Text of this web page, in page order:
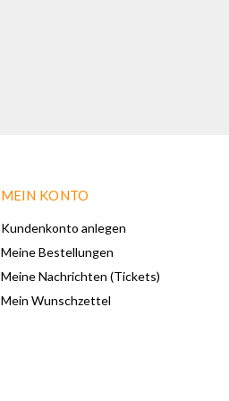
MEIN KONTO
Kundenkonto anlegen
Meine Bestellungen
Meine Nachrichten (Tickets)
Mein Wunschzettel